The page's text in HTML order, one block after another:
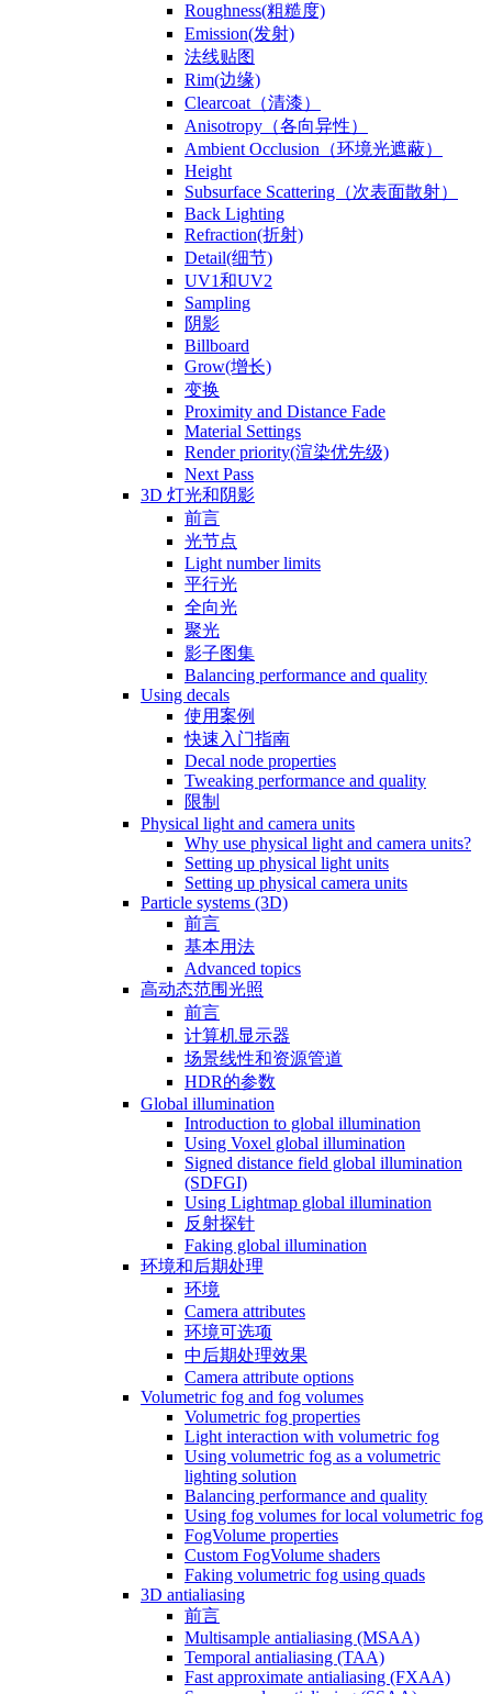
Roughness(粗糙度)
Emission(发射)
法线贴图
Rim(边缘)
Clearcoat（清漆）
Anisotropy（各向异性）
Ambient Occlusion（环境光遮蔽）
Height
Subsurface Scattering（次表面散射）
Back Lighting
Refraction(折射)
Detail(细节)
UV1和UV2
Sampling
阴影
Billboard
Grow(增长)
变换
Proximity and Distance Fade
Material Settings
Render priority(渲染优先级)
Next Pass
3D 灯光和阴影
前言
光节点
Light number limits
平行光
全向光
聚光
影子图集
Balancing performance and quality
Using decals
使用案例
快速入门指南
Decal node properties
Tweaking performance and quality
限制
Physical light and camera units
Why use physical light and camera units?
Setting up physical light units
Setting up physical camera units
Particle systems (3D)
前言
基本用法
Advanced topics
高动态范围光照
前言
计算机显示器
场景线性和资源管道
HDR的参数
Global illumination
Introduction to global illumination
Using Voxel global illumination
Signed distance field global illumination
(SDFGI)
Using Lightmap global illumination
反射探针
Faking global illumination
环境和后期处理
环境
Camera attributes
环境可选项
中后期处理效果
Camera attribute options
Volumetric fog and fog volumes
Volumetric fog properties
Light interaction with volumetric fog
Using volumetric fog as a volumetric
lighting solution
Balancing performance and quality
Using fog volumes for local volumetric fog
FogVolume properties
Custom FogVolume shaders
Faking volumetric fog using quads
3D antialiasing
前言
Multisample antialiasing (MSAA)
Temporal antialiasing (TAA)
Fast approximate antialiasing (FXAA)